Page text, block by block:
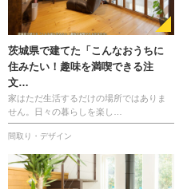
茨城県で建てた「こんなおうちに
住みたい！趣味を満喫できる注
文…
家はただ生活するだけの場所ではありま
せん。日々の暮らしを楽し…
間取り・デザイン